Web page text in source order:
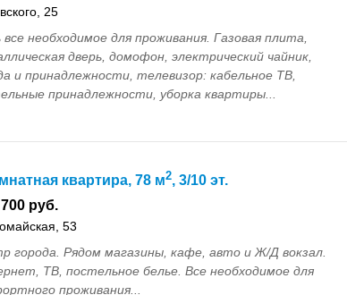
25
необходимое для проживания. Газовая плита,
дверь, домофон, электрический чайник,
и принадлежности, телевизор: кабельное ТВ,
принадлежности, уборка квартиры...
квартира, 78 м2, 3/10 эт.
руб.
53
города. Рядом магазины, кафе, авто и Ж/Д вокзал.
ТВ, постельное белье. Все необходимое для
проживания...